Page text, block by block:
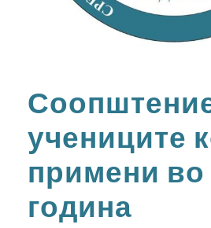
учениците
примени во
година